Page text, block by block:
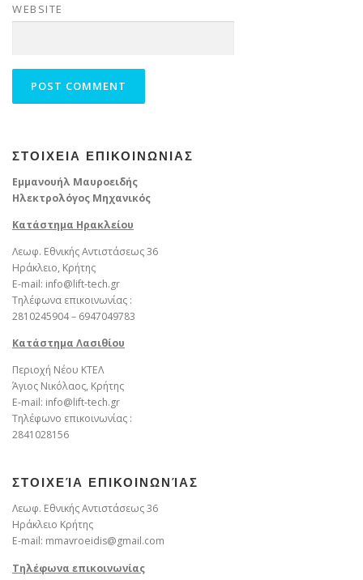
WEBSITE
ΣΤΟΙΧΕΙΑ ΕΠΙΚΟΙΝΩΝΙΑΣ
Εμμανουήλ Μαυροειδής
Ηλεκτρολόγος Μηχανικός
Κατάστημα Ηρακλείου
Λεωφ. Εθνικής Αντιστάσεως 36
Ηράκλειο, Κρήτης
E-mail: info@lift-tech.gr
Τηλέφωνα επικοινωνίας :
2810245904 – 6947049783
Kατάστημα Λασιθίου
Περιοχή Νέου ΚΤΕΛ
Άγιος Νικόλαος, Κρήτης
E-mail: info@lift-tech.gr
Τηλέφωνο επικοινωνίας :
2841028156
ΣΤΟΙΧΕΊΑ ΕΠΙΚΟΙΝΩΝΊΑΣ
Λεωφ. Εθνικής Αντιστάσεως 36
Ηράκλειο Κρήτης
E-mail: mmavroeidis@gmail.com
Τηλέφωνα επικοινωνίας